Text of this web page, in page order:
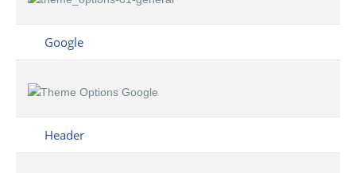
Google
Header